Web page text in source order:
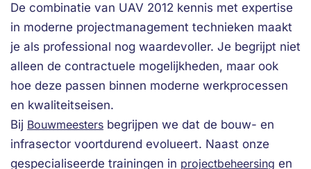
De combinatie van UAV 2012 kennis met expertise
in moderne projectmanagement technieken maakt
je als professional nog waardevoller. Je begrijpt niet
alleen de contractuele mogelijkheden, maar ook
hoe deze passen binnen moderne werkprocessen
en kwaliteitseisen.
Bij Bouwmeesters begrijpen we dat de bouw- en
infrasector voortdurend evolueert. Naast onze
gespecialiseerde trainingen in projectbeheersing en